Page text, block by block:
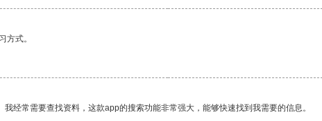
方式。
经常需要查找资料，这款app的搜索功能非常强大，能够快速找到我需要的信息。